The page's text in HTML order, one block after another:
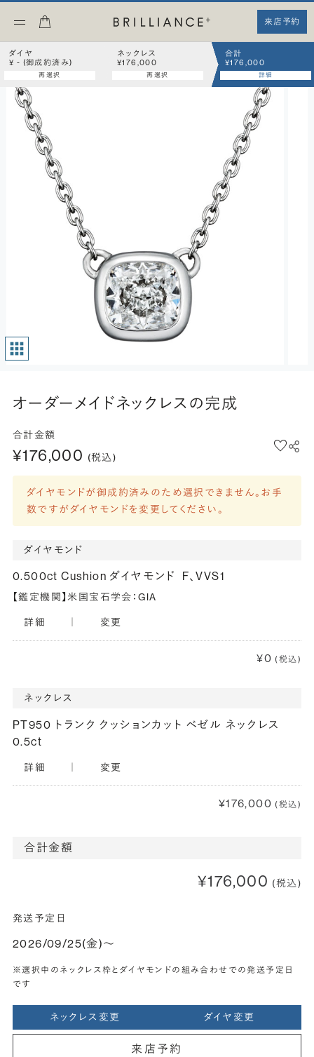
来店予約
ダイヤ
¥ - (御成約済み)
再選択
ネックレス
¥176,000
再選択
合計
¥176,000
詳細
オーダーメイドネックレスの完成
合計金額
¥176,000 (税込)
ダイヤモンドが御成約済みのため選択できません。お手
数ですがダイヤモンドを変更してください。
ダイヤモンド
0.500ct Cushion ダイヤモンド F、VVS1
【鑑定機関】米国宝石学会：GIA
詳細 変更
¥0 (税込)
ネックレス
PT950 トランク クッションカット ベゼル ネックレス
0.5ct
詳細 変更
¥176,000 (税込)
合計金額
¥176,000 (税込)
発送予定日
2026/09/25(金)〜
※選択中のネックレス枠とダイヤモンドの組み合わせでの発送予定日
です
ネックレス変更 ダイヤ変更
来店予約